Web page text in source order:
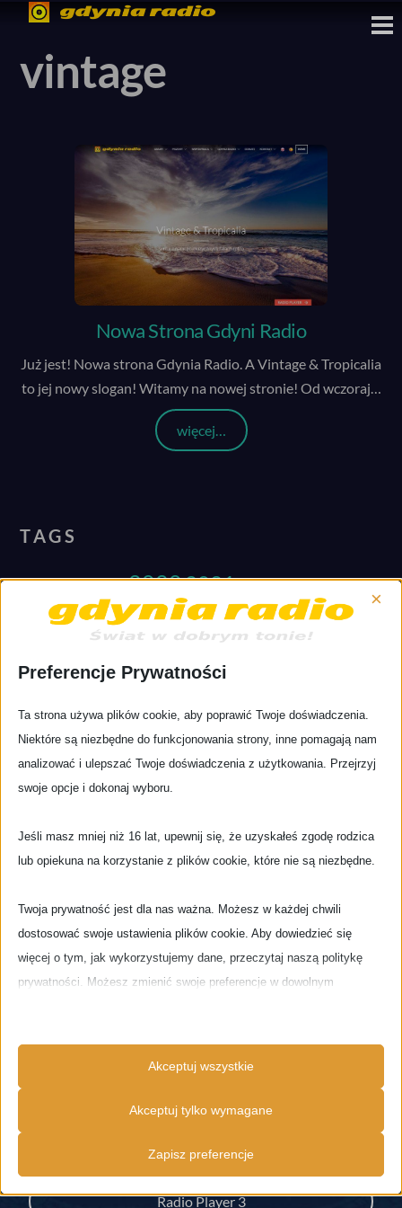
content
vintage
Nowa Strona Gdyni Radio
Już jest! Nowa strona Gdynia Radio. A Vintage & Tropicalia
to jej nowy slogan! Witamy na nowej stronie! Od wczoraj
więcej…
TAGS
201920202021
Alternativepop.pl aplikacja appka artykuł brazyliacovid
donacjefelieton FestiwalGdańsk
GdyniaRadiogdynia radio Globalnie historia
tygodniamuzyka news
RadioOnline recenzje płyt rock rozrywka Smartfon Sopot
Trójmiasto tunein words&records
Pobierz naszą darmową radiową Aplikację na Tablety i
Smartfony / Download our free radio App
Radio Player 2
Radio Player 3
Preferencje Prywatności
×
Ta strona używa plików cookie, aby poprawić Twoje doświadczenia.
Niektóre są niezbędne do funkcjonowania strony, inne pomagają nam
analizować i ulepszać Twoje doświadczenia z użytkowania. Przejrzyj
swoje opcje i dokonaj wyboru.
Jeśli masz mniej niż 16 lat, upewnij się, że uzyskałeś zgodę rodzica
lub opiekuna na korzystanie z plików cookie, które nie są niezbędne.
Twoja prywatność jest dla nas ważna. Możesz w każdej chwili
dostosować swoje ustawienia plików cookie. Aby dowiedzieć się
więcej o tym, jak wykorzystujemy dane, przeczytaj naszą politykę
prywatności. Możesz zmienić swoje preferencje w dowolnym
Niezbędne pliki cookie i usługi umożliwiają podstawowe funkcje i są
konieczne do prawidłowego funkcjonowania strony. Te pliki cookie i
usługi nie wymagają zgody użytkownika zgodnie z RODO.
Akceptuj wszystkie
Akceptuj tylko wymagane
Zapisz preferencje